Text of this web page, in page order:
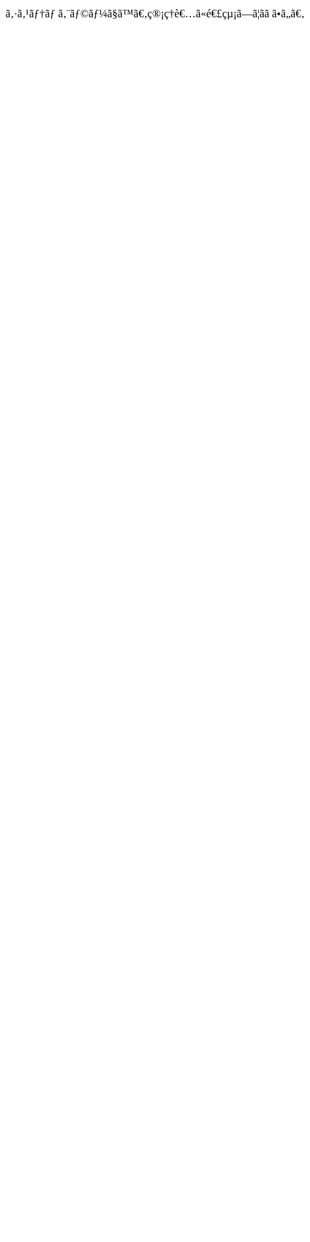
ã‚·ã‚¹ãƒ†ãƒ ã‚¨ãƒ©ãƒ¼ã§ã™ã€‚ç®¡ç†è€…ã«é€£çµ¡ã—ã¦ãã ã•ã„ã€‚